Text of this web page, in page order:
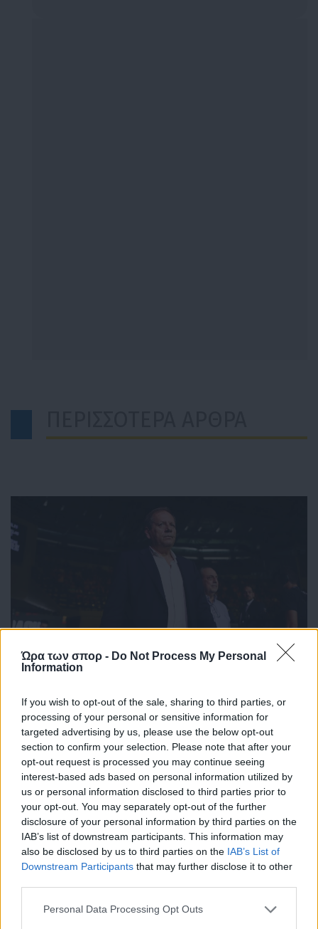
Ώρα των σπορ - Do Not Process My Personal
Information
If you wish to opt-out of the sale, sharing to third parties, or
processing of your personal or sensitive information for
targeted advertising by us, please use the below opt-out
section to confirm your selection. Please note that after your
opt-out request is processed you may continue seeing
interest-based ads based on personal information utilized by
us or personal information disclosed to third parties prior to
your opt-out. You may separately opt-out of the further
disclosure of your personal information by third parties on the
IAB’s list of downstream participants. This information may
also be disclosed by us to third parties on the IAB’s List of
Downstream Participants that may further disclose it to other
Please note that this website/app uses one or more Google
Personal Data Processing Opt Outs
ΜΠΑΣΚΕΤ ΑΕΚ
Παλαίμαχοι ΑΕΚ μπάσκετ: «Οχι στο διχασμό του
κόσμου»